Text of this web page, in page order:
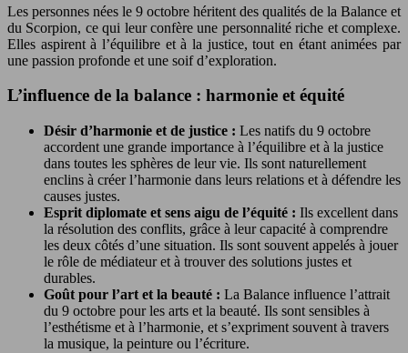
Les personnes nées le 9 octobre héritent des qualités de la Balance et
du Scorpion, ce qui leur confère une personnalité riche et complexe.
Elles aspirent à l’équilibre et à la justice, tout en étant animées par
une passion profonde et une soif d’exploration.
L’influence de la balance : harmonie et équité
Désir d’harmonie et de justice : Les natifs du 9 octobre
accordent une grande importance à l’équilibre et à la justice
dans toutes les sphères de leur vie. Ils sont naturellement
enclins à créer l’harmonie dans leurs relations et à défendre les
causes justes.
Esprit diplomate et sens aigu de l’équité : Ils excellent dans
la résolution des conflits, grâce à leur capacité à comprendre
les deux côtés d’une situation. Ils sont souvent appelés à jouer
le rôle de médiateur et à trouver des solutions justes et
durables.
Goût pour l’art et la beauté : La Balance influence l’attrait
du 9 octobre pour les arts et la beauté. Ils sont sensibles à
l’esthétisme et à l’harmonie, et s’expriment souvent à travers
la musique, la peinture ou l’écriture.